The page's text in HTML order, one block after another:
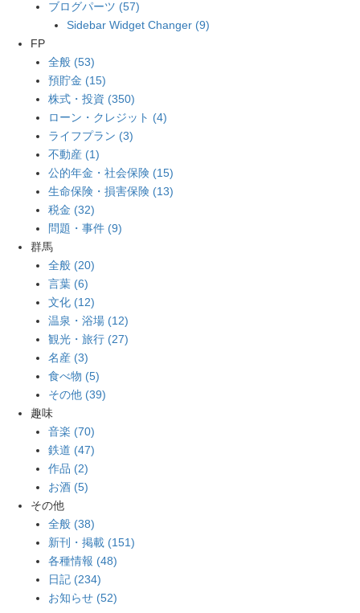
ブログパーツ (57)
Sidebar Widget Changer (9)
FP
全般 (53)
預貯金 (15)
株式・投資 (350)
ローン・クレジット (4)
ライフプラン (3)
不動産 (1)
公的年金・社会保険 (15)
生命保険・損害保険 (13)
税金 (32)
問題・事件 (9)
群馬
全般 (20)
言葉 (6)
文化 (12)
温泉・浴場 (12)
観光・旅行 (27)
名産 (3)
食べ物 (5)
その他 (39)
趣味
音楽 (70)
鉄道 (47)
作品 (2)
お酒 (5)
その他
全般 (38)
新刊・掲載 (151)
各種情報 (48)
日記 (234)
お知らせ (52)